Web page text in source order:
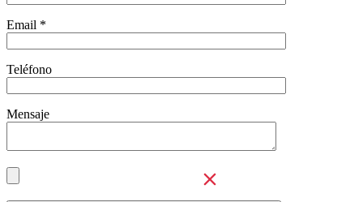
Email *
Teléfono
Mensaje